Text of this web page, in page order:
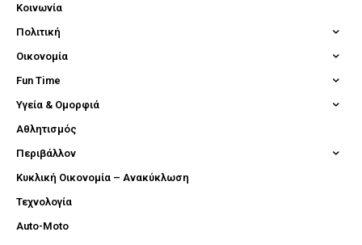
Κοινωνία
Πολιτική
Οικονομία
Fun Time
Υγεία & Ομορφιά
Αθλητισμός
Περιβάλλον
Κυκλική Οικονομία – Ανακύκλωση
Τεχνολογία
Auto-Moto